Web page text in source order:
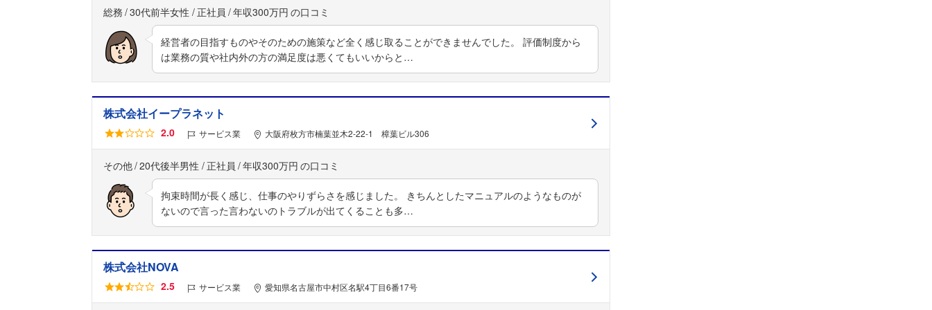
総務 30代前半女性 正社員 年収300万円
経営者の目指すものやそのための施策など全く感じ取ることができませんでした。 評価制度から
は業務の質や社内外の方の満足度は悪くてもいいからと…
株式会社イープラネット
2.0 サービス業 大阪府枚方市楠葉並木2-22-1 樟葉ビル306
その他 20代後半男性 正社員 年収300万円
拘束時間が長く感じ、仕事のやりずらさを感じました。 きちんとしたマニュアルのようなものが
ないので言った言わないのトラブルが出てくることも多…
株式会社NOVA
2.5 サービス業 愛知県名古屋市中村区名駅4丁目6番17号